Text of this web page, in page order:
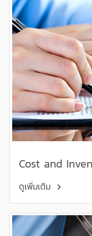
Cost and
ดูเพิ่มเติม